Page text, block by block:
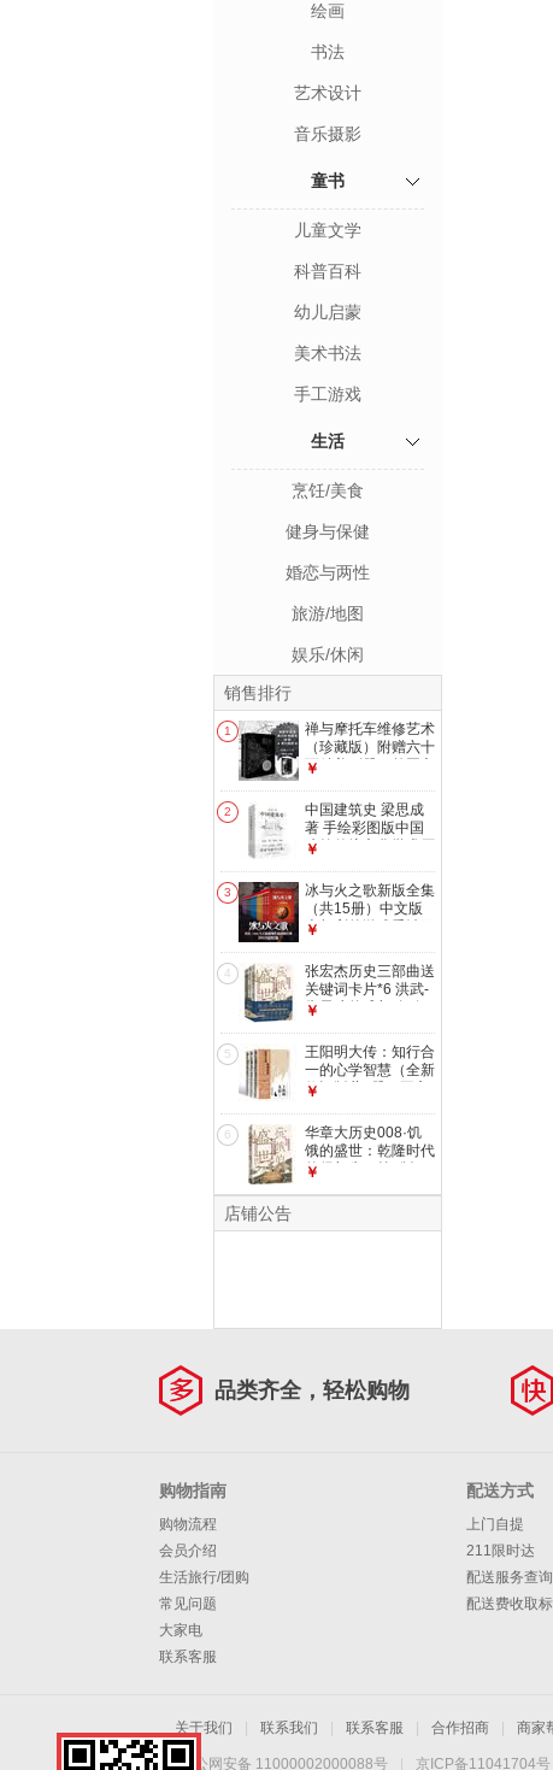
绘画
书法
艺术设计
音乐摄影
童书
儿童文学
科普百科
幼儿启蒙
美术书法
手工游戏
生活
烹饪/美食
健身与保健
婚恋与两性
旅游/地图
娱乐/休闲
销售排行
1
禅与摩托车维修艺术
（珍藏版）附赠六十
页精美别册，外国文
探寻告别精神内耗
小说
￥
2
中国建筑史 梁思成
著 手绘彩图版中国
建筑传统文化学术历
质文化丛书
￥
3
冰与火之歌新版全集
（共15册）中文版
本权利的游戏乔治马
畅外国小说美剧原著
小说
￥
4
张宏杰历史三部曲送
关键词卡片*6 洪武-
朱元璋的成与败+饥
中国历史研究明清历
史人物华章大历史
￥
5
王阳明大传：知行合
一的心学智慧（全新
修订版共3册）王守
古代史儒学人生中国
哲学
￥
6
华章大历史008·饥
饿的盛世：乾隆时代
的得与失（第2版）
￥
店铺公告
品类齐全，轻松购物
购物指南
购物流程
会员介绍
生活旅行/团购
常见问题
大家电
联系客服
配送方式
上门自提
211限时达
配送服务查询
配送费收取
关于我们 联系我们 联系客服 合作招商 商家
京公网安备 11000002000088号 京ICP备11041704号